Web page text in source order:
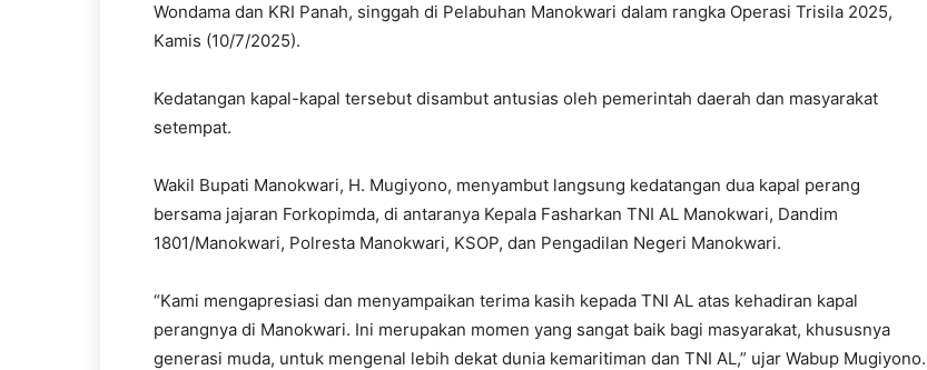
Wondama dan KRI Panah, singgah di Pelabuhan Manokwari dalam rangka Operasi Trisila 2025,
Kamis (10/7/2025).
Kedatangan kapal-kapal tersebut disambut antusias oleh pemerintah daerah dan masyarakat
setempat.
Wakil Bupati Manokwari, H. Mugiyono, menyambut langsung kedatangan dua kapal perang
bersama jajaran Forkopimda, di antaranya Kepala Fasharkan TNI AL Manokwari, Dandim
1801/Manokwari, Polresta Manokwari, KSOP, dan Pengadilan Negeri Manokwari.
“Kami mengapresiasi dan menyampaikan terima kasih kepada TNI AL atas kehadiran kapal
perangnya di Manokwari. Ini merupakan momen yang sangat baik bagi masyarakat, khususnya
generasi muda, untuk mengenal lebih dekat dunia kemaritiman dan TNI AL,” ujar Wabup Mugiyono.